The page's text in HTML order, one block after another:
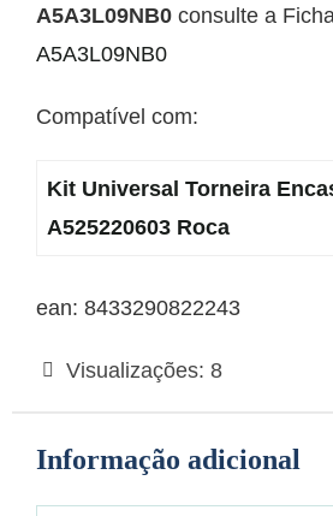
A5A3L09NB0 consulte a
A5A3L09NB0
Compatível com:
Kit Universal Torneira
A525220603 Roca
ean: 8433290822243
Visualizações: 8
Informação adicional